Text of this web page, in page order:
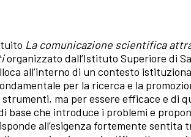
La comunicazione scientifica
organizzato dall’Istituto Superiore di
all’interno di un contesto
per la ricerca e la
ma per essere efficace e di
che introduce i problemi e
all’esigenza fortemente sentita